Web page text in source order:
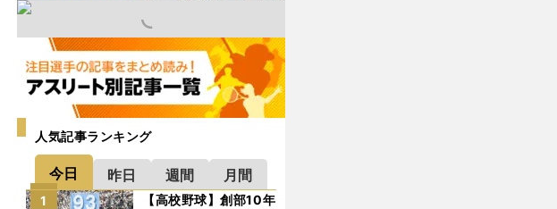
人気記事ランキング
今日 昨日 週間 月間
【高校野球】創部10年
1